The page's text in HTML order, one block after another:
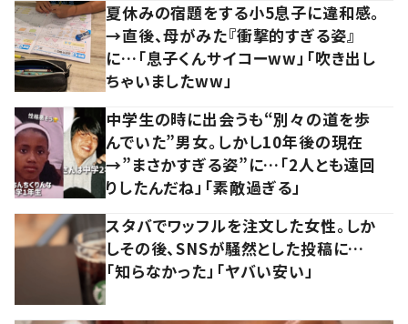
夏休みの宿題をする小5息子に違和感。
→直後、母がみた『衝撃的すぎる姿』
に…「息子くんサイコーww」「吹き出し
ちゃいましたww」
中学生の時に出会うも“別々の道を歩
んでいた”男女。しかし10年後の現在
→”まさかすぎる姿”に…「2人とも遠回
りしたんだね」「素敵過ぎる」
スタバでワッフルを注文した女性。しか
しその後、SNSが騒然とした投稿に…
「知らなかった」「ヤバい安い」